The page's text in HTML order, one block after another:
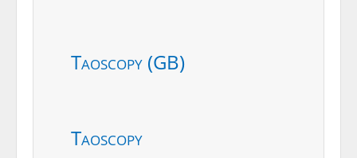
Taoscopy (GB)
Taoscopy